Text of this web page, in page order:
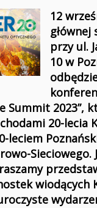
12
głównej
przy ul.
10 w
Summit 2023”,
20-lecia
leciem
Sieciowego.
wiodących